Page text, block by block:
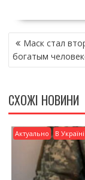
e
b
o
k
НАВІГАЦІЯ
ЗАПИСІВ
Маск стал
богатым
СХОЖІ НОВИНИ
Актуально В Україні